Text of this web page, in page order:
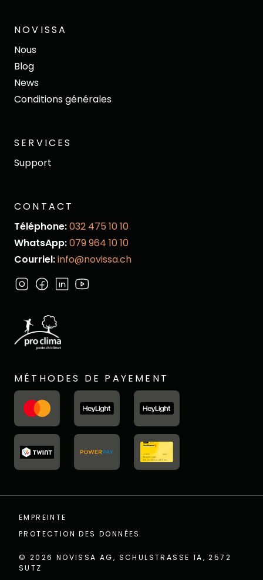
NOVISSA
Nous
Blog
News
Conditions générales
SERVICES
Support
CONTACT
Téléphone:032 475 10 10
WhatsApp:079 964 10 10
Courriel:info@novissa.ch
MÉTHODES DE PAYEMENT
EMPREINTE
PROTECTION DES DONNÉES
© 2026 NOVISSA AG, SCHULSTRASSE 1A, 2572
SUTZ